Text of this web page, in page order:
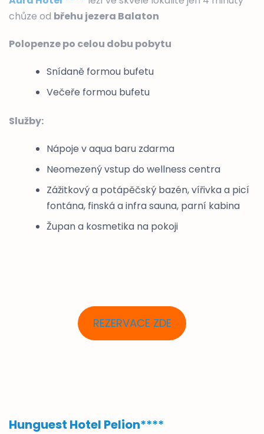
chůze od břehu jezera Balaton
Polopenze po celou dobu pobytu
Snídaně formou bufetu
Večeře formou bufetu
Služby:
Nápoje v aqua baru zdarma
Neomezený vstup do wellness centra
Zážitkový a potápěčský bazén, vířivka a picí
fontána, finská a infra sauna, parní kabina
Župan a kosmetika na pokoji
REZERVACE ZDE
Hunguest Hotel Pelion****